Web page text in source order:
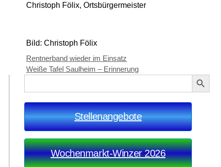
Christoph Fölix, Ortsbürgermeister
Bild: Christoph Fölix
Rentnerband wieder im Einsatz
Weiße Tafel Saulheim – Erinnerung
Search
Search Button
Stellenangebote
Wochenmarkt-Winzer 2026